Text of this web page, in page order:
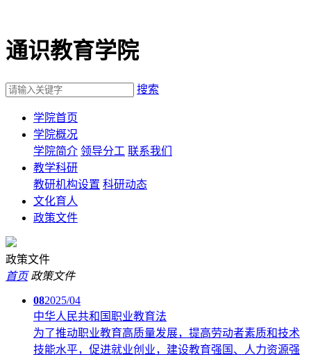
通识教育学院
搜索
学院首页
学院概况
学院简介 领导分工 联系我们
教学科研
教研机构设置 科研动态
文化育人
政策文件
政策文件
首页 政策文件
082025/04
中华人民共和国职业教育法
为了推动职业教育高质量发展，提高劳动者素质和技术
技能水平，促进就业创业，建设教育强国、人力资源强